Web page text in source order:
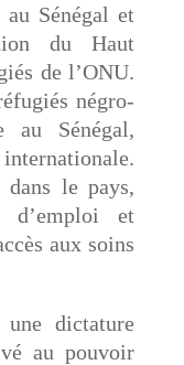
Sénégal et
du Haut
de l’ONU.
négro-
au Sénégal,
le pays,
d’emploi et
aux soins
dictature
au pouvoir